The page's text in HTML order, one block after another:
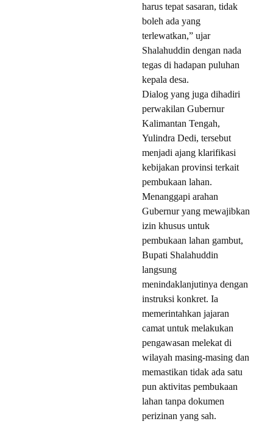
harus tepat sasaran, tidak
boleh ada yang
terlewatkan,” ujar
Shalahuddin dengan nada
tegas di hadapan puluhan
kepala desa.
Dialog yang juga dihadiri
perwakilan Gubernur
Kalimantan Tengah,
Yulindra Dedi, tersebut
menjadi ajang klarifikasi
kebijakan provinsi terkait
pembukaan lahan.
Menanggapi arahan
Gubernur yang mewajibkan
izin khusus untuk
pembukaan lahan gambut,
Bupati Shalahuddin
langsung
menindaklanjutinya dengan
instruksi konkret. Ia
memerintahkan jajaran
camat untuk melakukan
pengawasan melekat di
wilayah masing-masing dan
memastikan tidak ada satu
pun aktivitas pembukaan
lahan tanpa dokumen
perizinan yang sah.